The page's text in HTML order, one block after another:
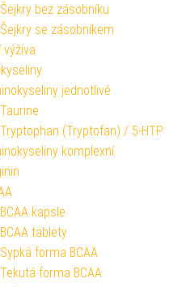
Šejkry bez zásobníku
Šejkry se zásobníkem
výživa
jednotlivé
Taurine
Tryptophan (Tryptofan) / 5-HTP
komplexní
BCAA kapsle
BCAA tablety
Sypká forma BCAA
Tekutá forma BCAA